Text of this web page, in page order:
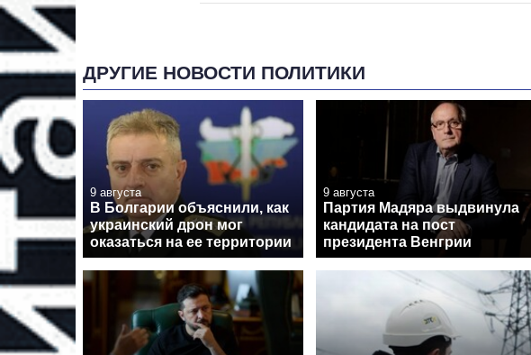
ДРУГИЕ НОВОСТИ ПОЛИТИКИ
9 августа
В Болгарии объяснили, как
украинский дрон мог
оказаться на ее территории
9 августа
Партия Мадяра выдвинула
кандидата на пост
президента Венгрии